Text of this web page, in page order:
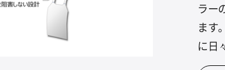
ラー
ます
に日